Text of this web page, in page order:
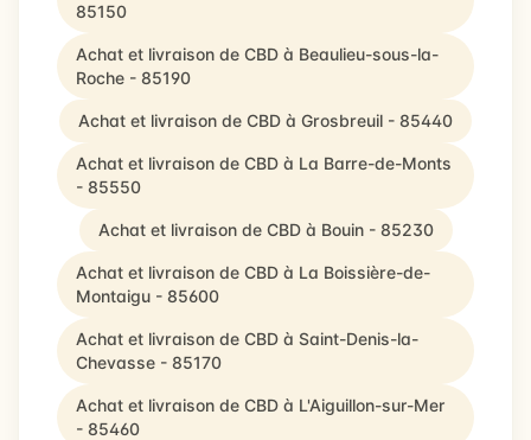
85150
Achat et livraison de CBD à Beaulieu-sous-la-
Roche - 85190
Achat et livraison de CBD à Grosbreuil - 85440
Achat et livraison de CBD à La Barre-de-Monts
- 85550
Achat et livraison de CBD à Bouin - 85230
Achat et livraison de CBD à La Boissière-de-
Montaigu - 85600
Achat et livraison de CBD à Saint-Denis-la-
Chevasse - 85170
Achat et livraison de CBD à L'Aiguillon-sur-Mer
- 85460